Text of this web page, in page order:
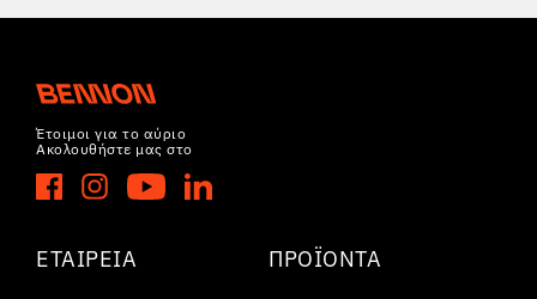
Έτοιμοι για το αύριο
Ακολουθήστε μας στο
ΕΤΑΙΡΕΊΑ ΠΡΟΪΌΝΤΑ